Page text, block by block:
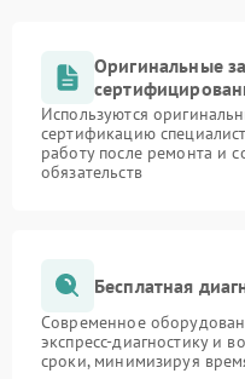
Оригинальные
Используются
сертификацию
работу после ремонта и
обязательств
Бесплатная
Современное
экспресс-диагностику и
сроки, минимизируя